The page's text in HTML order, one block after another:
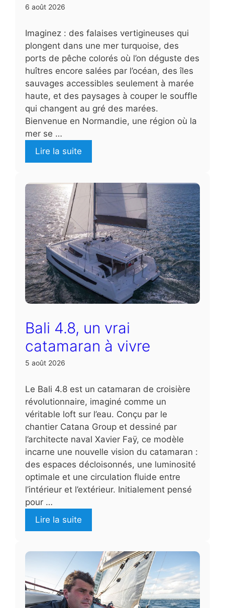
6 août 2026
Imaginez : des falaises vertigineuses qui
plongent dans une mer turquoise, des
ports de pêche colorés où l’on déguste des
huîtres encore salées par l’océan, des îles
sauvages accessibles seulement à marée
haute, et des paysages à couper le souffle
qui changent au gré des marées.
Bienvenue en Normandie, une région où la
mer se …
Lire la suite
Bali 4.8, un vrai
catamaran à vivre
5 août 2026
Le Bali 4.8 est un catamaran de croisière
révolutionnaire, imaginé comme un
véritable loft sur l’eau. Conçu par le
chantier Catana Group et dessiné par
l’architecte naval Xavier Faÿ, ce modèle
incarne une nouvelle vision du catamaran :
des espaces décloisonnés, une luminosité
optimale et une circulation fluide entre
l’intérieur et l’extérieur. Initialement pensé
pour …
Lire la suite